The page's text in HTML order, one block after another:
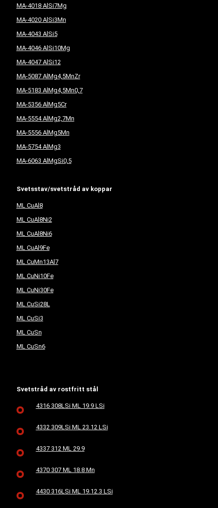
MA-4018 AlSi7Mg
MA-4020 AlSi3Mn
MA-4043 AlSi5
MA-4046 AlSi10Mg
MA-4047 AlSi12
MA-5087 AlMg4,5MnZr
MA-5183 AlMg4,5Mn0,7
MA-5356 AlMg5Cr
MA-5554 AlMg2,7Mn
MA-5556 AlMg5Mn
MA-5754 AlMg3
MA-6063 AlMgSi0,5
Svetsstav/svetstråd av koppar
ML CuAl8
ML CuAl8Ni2
ML CuAl8Ni6
ML CuAl9Fe
ML CuMn13Al7
ML CuNi10Fe
ML CuNi30Fe
ML CuSi28L
ML CuSi3
ML CuSn
ML CuSn6
Svetstråd av rostfritt stål
4316 308LSi ML 19.9 LSi
4332 309LSi ML 23.12 LSi
4337 312 ML 29.9
4370 307 ML 18.8 Mn
4430 316LSi ML 19.12.3 LSi